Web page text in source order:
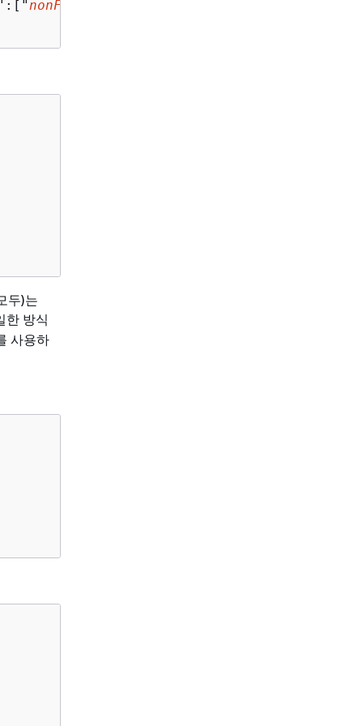
nonFilterableKey1
두)는
한 방식
사용하